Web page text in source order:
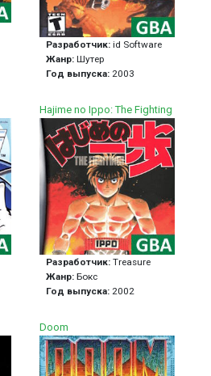
Разработчик:id Software
Жанр:Шутер
Год выпуска: 2003
Hajime no Ippo: The Fighting
Разработчик:Treasure
Жанр:Бокс
Год выпуска: 2002
Doom